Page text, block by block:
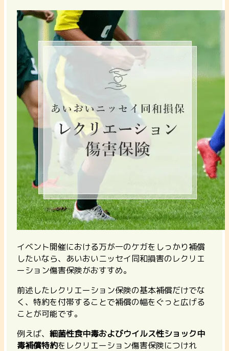
イベント開催における万が一のケガをしっかり補償
したいなら、あいおいニッセイ同和損害のレクリエ
ーション傷害保険がおすすめ。
前述したレクリエーション保険の基本補償だけでな
く、特約を付帯することで補償の幅をぐっと広げる
ことが可能です。
例えば、 細菌性食中毒およびウイルス性ショック中
毒補償特約をレクリエーション傷害保険につけれ